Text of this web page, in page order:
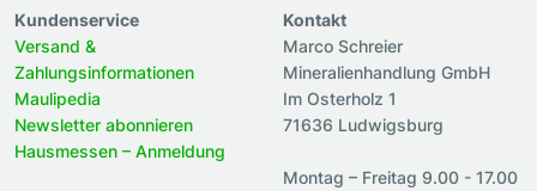
Kundenservice
Versand &
Zahlungsinformationen
Maulipedia
Newsletter abonnieren
Hausmessen – Anmeldung
Kontakt
Marco Schreier
Mineralienhandlung GmbH
Im Osterholz 1
71636 Ludwigsburg
Montag – Freitag 9.00 - 17.00